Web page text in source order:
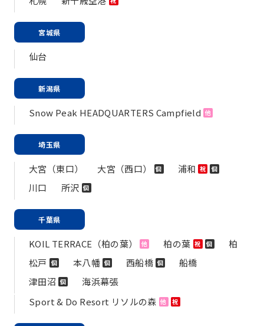
宮城県
仙台
新潟県
Snow Peak HEADQUARTERS Campfield 他
埼玉県
大宮（東口） 大宮（西口） 個 浦和 祝 個
川口 所沢 個
千葉県
KOIL TERRACE（柏の葉） 他 柏の葉 祝 個
柏
松戸 個 本八幡 個 西船橋 個
船橋
津田沼 個
海浜幕張
Sport & Do Resort リソルの森 他 祝